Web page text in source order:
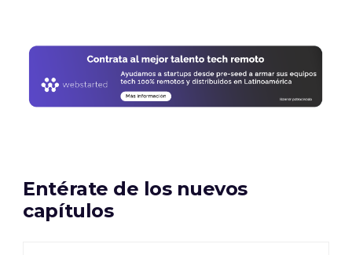
Entérate de los nuevos
capítulos